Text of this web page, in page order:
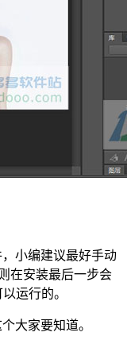
，小编建议最好手动
在安装最后一步会
运行的。
大家要知道。